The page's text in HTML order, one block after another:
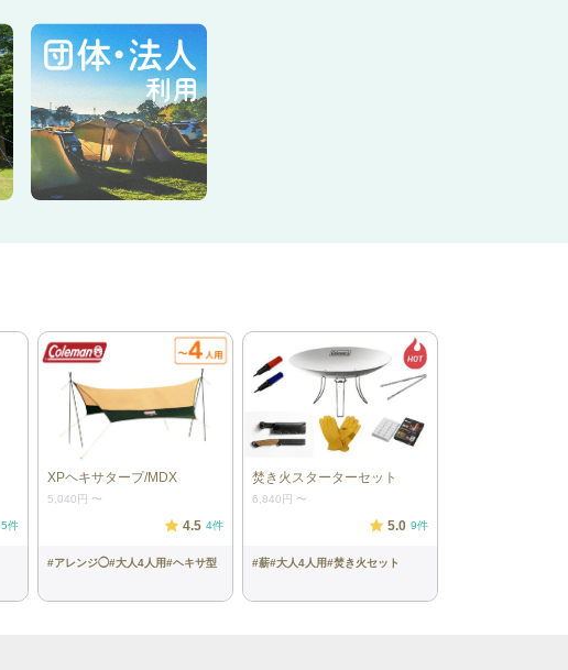
5件
XPヘキサタープ/MDX
5,040円 〜
4.5 4件
#アレンジ◯#大人4人用#ヘキサ型
焚き火スターターセット
6,840円 〜
5.0 9件
#薪#大人4人用#焚き火セット